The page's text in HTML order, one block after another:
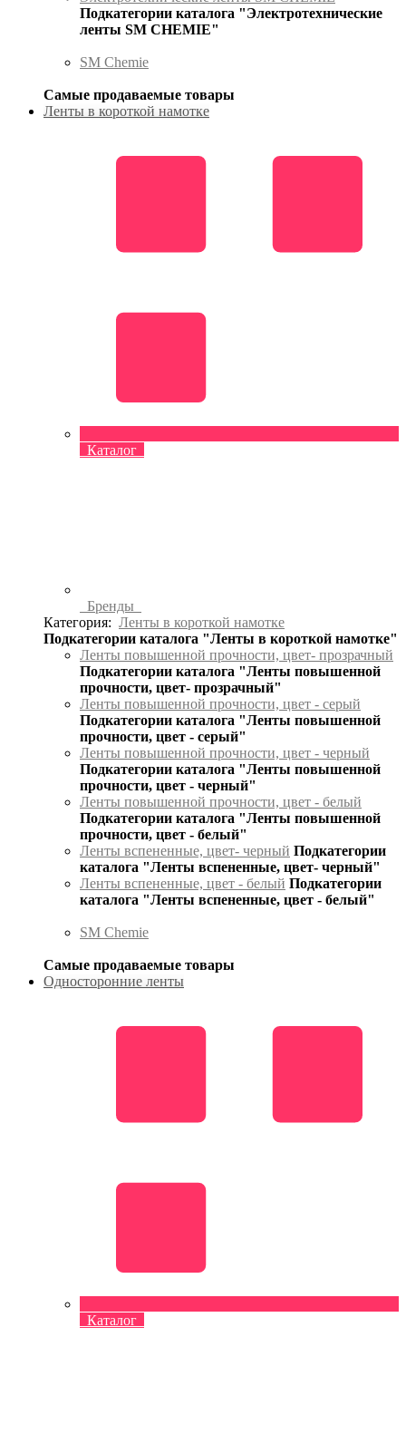
Подкатегории каталога "Электротехнические
ленты SM CHEMIE"
SM Chemie
Самые продаваемые товары
Ленты в короткой намотке
Каталог
Бренды
Категория: Ленты в короткой намотке
Подкатегории каталога "Ленты в короткой намотке"
Ленты повышенной прочности, цвет- прозрачный
Подкатегории каталога "Ленты повышенной
прочности, цвет- прозрачный"
Ленты повышенной прочности, цвет - серый
Подкатегории каталога "Ленты повышенной
прочности, цвет - серый"
Ленты повышенной прочности, цвет - черный
Подкатегории каталога "Ленты повышенной
прочности, цвет - черный"
Ленты повышенной прочности, цвет - белый
Подкатегории каталога "Ленты повышенной
прочности, цвет - белый"
Ленты вспененные, цвет- черный Подкатегории
каталога "Ленты вспененные, цвет- черный"
Ленты вспененные, цвет - белый Подкатегории
каталога "Ленты вспененные, цвет - белый"
SM Chemie
Самые продаваемые товары
Односторонние ленты
Каталог